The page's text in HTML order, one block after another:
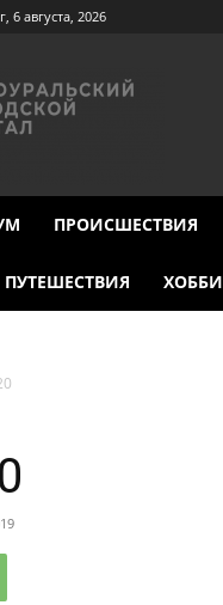
6 августа, 2026
ПРОИСШЕСТВИЯ
ПУТЕШЕСТВИЯ ХОББИ